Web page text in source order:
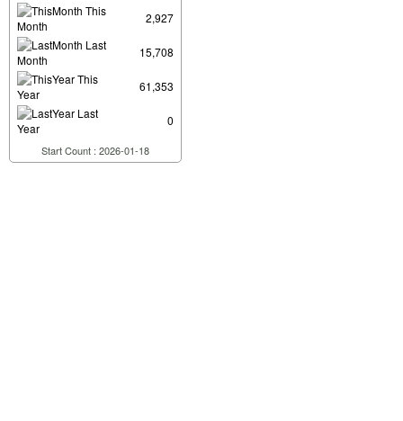
This
Month
2,927
Last
Month
15,708
This
Year
61,353
Last
Year
0
Start Count : 2026-01-18